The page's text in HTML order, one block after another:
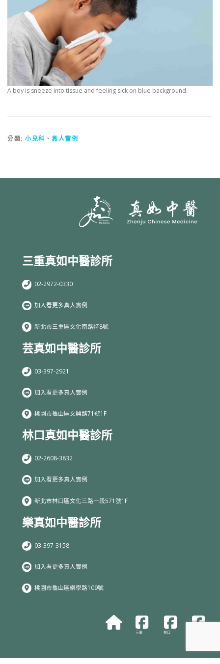
A boy is sneeze into tissue and feeling sick on blue background.
分類: 小兒科 、 真人實例
三重真如中醫診所
02-2972-0330
加入看更多真人實例
新北市三重區文化南路特8號
芸真如中醫診所
03-397-2921
加入看更多真人實例
桃園市龜山區文興路71號1F
林口真如中醫診所
02-2608-3832
加入看更多真人實例
新北市林口區文化三路一段571號1F
樂真如中醫診所
03-397-3158
加入看更多真人實例
桃園市龜山區樂學路109號